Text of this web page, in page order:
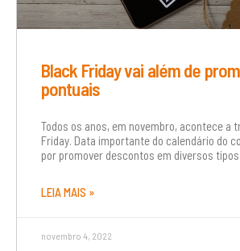
Black Friday vai além de
pontuais
Todos os anos, em novembro, acontece a
Friday. Data importante do calendário do
por promover descontos em diversos
LEIA MAIS »
novembro 4, 2022